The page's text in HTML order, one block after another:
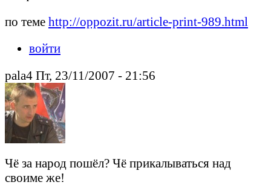
по теме http://oppozit.ru/article-print-989.html
войти
pala4 Пт, 23/11/2007 - 21:56
Чё за народ пошёл? Чё прикалываться над
своиме же!